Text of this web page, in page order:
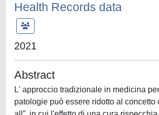
Health Records data
2021
Abstract
L' approccio tradizionale in medicina
patologie può essere ridotto al concetto